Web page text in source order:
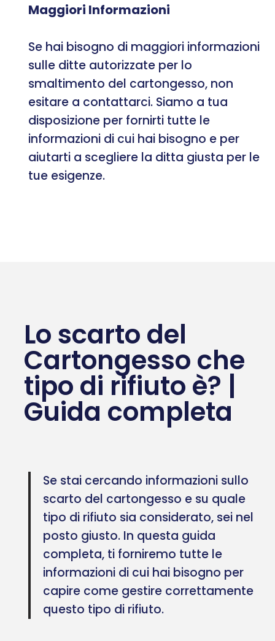
Maggiori Informazioni
Se hai bisogno di maggiori informazioni
sulle ditte autorizzate per lo
smaltimento del cartongesso, non
esitare a contattarci. Siamo a tua
disposizione per fornirti tutte le
informazioni di cui hai bisogno e per
aiutarti a scegliere la ditta giusta per le
tue esigenze.
Lo scarto del
Cartongesso che
tipo di rifiuto è? |
Guida completa
Se stai cercando informazioni sullo
scarto del cartongesso e su quale
tipo di rifiuto sia considerato, sei nel
posto giusto. In questa guida
completa, ti forniremo tutte le
informazioni di cui hai bisogno per
capire come gestire correttamente
questo tipo di rifiuto.